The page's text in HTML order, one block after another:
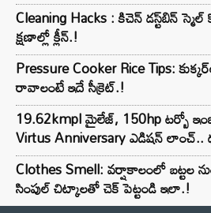
Cleaning Hacks : కిచెన్ డస్ట్‌బిన్
క్షణాల్లో క్లీన్.!
Pressure Cooker Rice Tips:
రావాలంటే ఇదే సీక్రెట్.!
19.62kmpl మైలేజ్, 150hp టర్బో
Virtus Anniversary ఎడిషన్ లాంచ్..
Clothes Smell: వర్షాకాలంలో బట్టల
సింపుల్ చిట్కాలతో చెక్ పెట్టండి ఇలా.!